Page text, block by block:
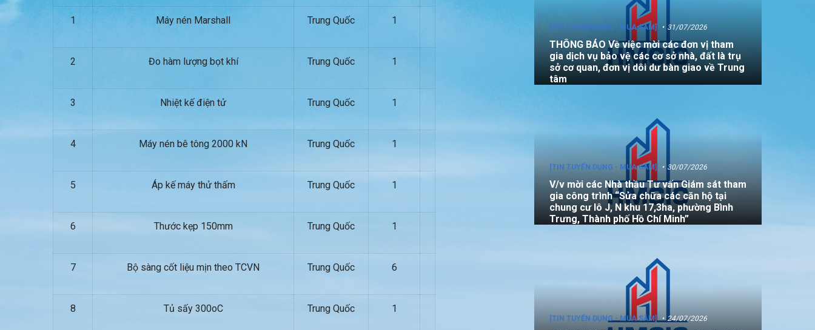
1 Máy nén Marshall Trung Quốc 1
2 Đo hàm lượng bọt khí Trung Quốc 1
3 Nhiệt kế điện tử Trung Quốc 1
4 Máy nén bê tông 2000 kN Trung Quốc 1
5 Áp kế máy thử thấm Trung Quốc 1
6 Thước kẹp 150mm Trung Quốc 1
7 Bộ sàng cốt liệu mịn theo TCVN Trung Quốc 6
8 Tủ sấy 300oC Trung Quốc 1
[TIN TUYỂN DỤNG - MUA SẮM] 31/07/2026
THÔNG BÁO Về việc mời các đơn vị tham
gia dịch vụ bảo vệ các cơ sở nhà, đất là trụ
sở cơ quan, đơn vị dôi dư bàn giao về Trung
tâm
[TIN TUYỂN DỤNG - MUA SẮM] 30/07/2026
V/v mời các Nhà thầu Tư vấn Giám sát tham
gia công trình “Sửa chữa các căn hộ tại
chung cư lô J, N khu 17,3ha, phường Bình
Trưng, Thành phố Hồ Chí Minh”
[TIN TUYỂN DỤNG - MUA SẮM] 24/07/2026